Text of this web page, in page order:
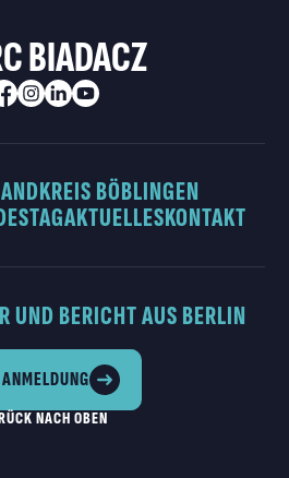
BIADACZ
BÖBLINGEN
AKTUELLESKONTAKT
UND BERICHT AUS BERLIN
NACH OBEN